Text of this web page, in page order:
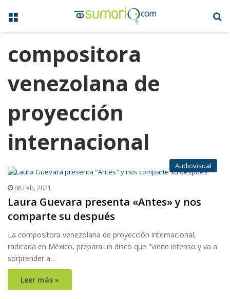
Menú
compositora
venezolana de
proyección
internacional
Audiovisual
08 Feb, 2021
Laura Guevara presenta «Antes» y nos
comparte su después
La compositora venezolana de proyección internacional,
radicada en México, prepara un disco que "viene intenso y va a
sorprender a…
Leer más »